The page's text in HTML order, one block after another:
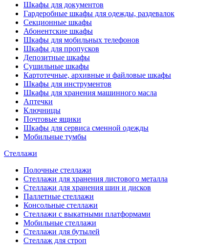
Шкафы для документов
Гардеробные шкафы для одежды, раздевалок
Секционные шкафы
Абонентские шкафы
Шкафы для мобильных телефонов
Шкафы для пропусков
Депозитные шкафы
Сушильные шкафы
Картотечные, архивные и файловые шкафы
Шкафы для инструментов
Шкафы для хранения машинного масла
Аптечки
Ключницы
Почтовые ящики
Шкафы для сервиса сменной одежды
Мобильные тумбы
Стеллажи
Полочные стеллажи
Стеллажи для хранения листового металла
Стеллажи для хранения шин и дисков
Паллетные стеллажи
Консольные стеллажи
Стеллажи с выкатными платформами
Мобильные стеллажи
Стеллажи для бутылей
Стеллаж для строп